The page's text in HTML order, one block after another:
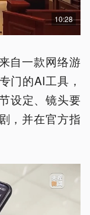
10:28
自一款网络游
门的AI工具，
设定、镜头要
，并在官方指